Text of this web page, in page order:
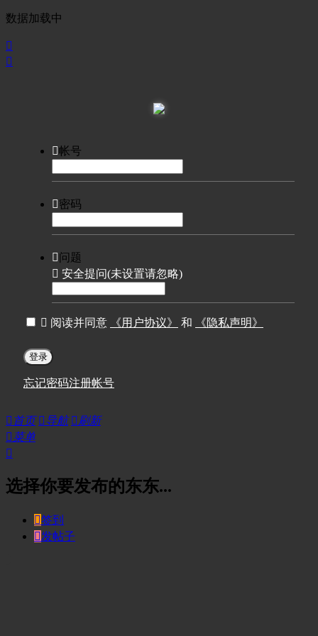
数据加载中


帐号
密码
问题
 安全提问(未设置请忽略)
 阅读并同意 《用户协议》 和 《隐私声明》
登录
忘记密码注册帐号
 首页 导航  刷新
菜单

选择你要发布的东东...
签到
发帖子